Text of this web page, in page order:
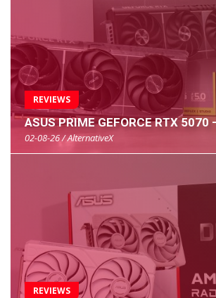
REVIEWS
ASUS PRIME GEFORCE RTX 5070
02-08-26 / AlternativeX
REVIEWS